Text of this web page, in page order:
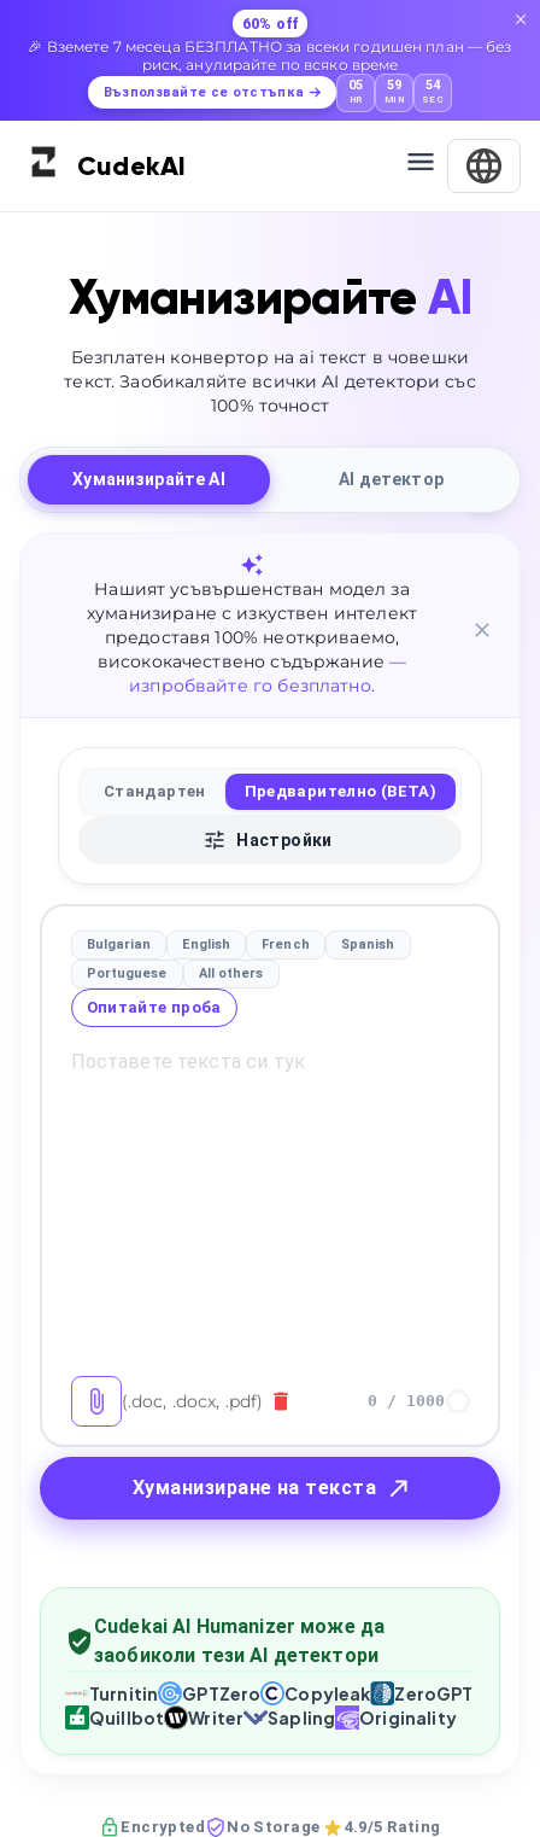
60% off
🎉 Вземете 7 месеца БЕЗПЛАТНО за всеки годишен план — без
риск, анулирайте по всяко време
Възползвайте се отстъпка 05
HR
59
MIN
53
SEC
CudekAI
Хуманизирайте AI
Безплатен конвертор на ai текст в човешки
текст. Заобикаляйте всички AI детектори със
100% точност
Хуманизирайте AI AI детектор
Нашият усъвършенстван модел за
хуманизиране с изкуствен интелект
предоставя 100% неоткриваемо,
висококачествено съдържание —
изпробвайте го безплатно.
Стандартен Предварително (BETA)
Настройки
Bulgarian English French
Spanish
Portuguese
All others
Опитайте проба
(.doc, .docx, .pdf) 0 / 1000
Хуманизиране на текста
Cudekai AI Humanizer може да
заобиколи тези AI детектори
Turnitin GPTZero Copyleak
ZeroGPT
Quillbot
Writer Sapling Originality
Encrypted No Storage
4.9/5 Rating